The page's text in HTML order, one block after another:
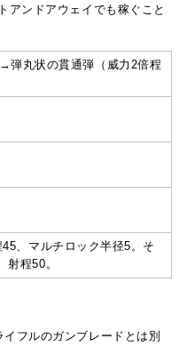
アンドアウェイでも稼ぐこと
丸状の貫通弾（威力2倍程
、マルチロック半径5。そ
程50。
フルのガンブレードとは別